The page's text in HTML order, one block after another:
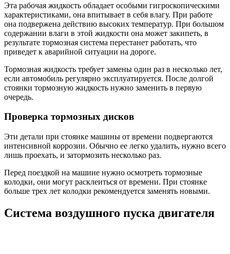
Эта рабочая жидкость обладает особыми гигроскопическими
характеристиками, она впитывает в себя влагу. При работе
она подвержена действию высоких температур. При большом
содержании влаги в этой жидкости она может закипеть, в
результате тормозная система перестанет работать, что
приведет к аварийной ситуации на дороге.
Тормозная жидкость требует замены один раз в несколько лет,
если автомобиль регулярно эксплуатируется. После долгой
стоянки тормозную жидкость нужно заменить в первую
очередь.
Проверка тормозных дисков
Эти детали при стоянке машины от времени подвергаются
интенсивной коррозии. Обычно ее легко удалить, нужно всего
лишь проехать, и затормозить несколько раз.
Перед поездкой на машине нужно осмотреть тормозные
колодки, они могут расклеиться от времени. При стоянке
больше трех лет колодки рекомендуется заменять новыми.
Система воздушного пуска двигателя